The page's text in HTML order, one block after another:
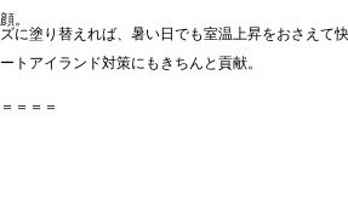
。
に塗り替えれば、暑い日でも室温上昇をおさえて快
トアイランド対策にもきちんと貢献。
＝＝＝